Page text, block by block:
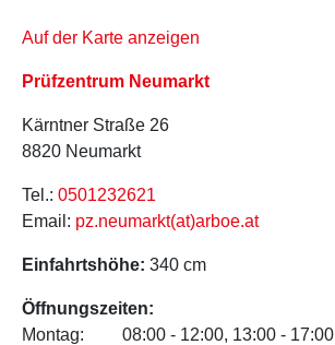
Auf der Karte anzeigen
Prüfzentrum Neumarkt
Kärntner Straße 26
8820 Neumarkt
Tel.: 0501232621
Email: pz.neumarkt(at)arboe.at
Einfahrtshöhe: 340 cm
Öffnungszeiten:
Montag:
08:00 - 12:00, 13:00 - 17:00